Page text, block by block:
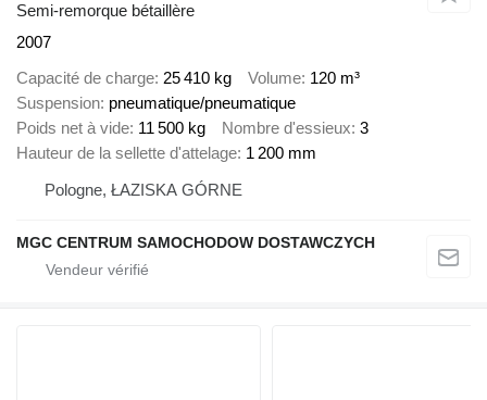
Semi-remorque bétaillère
2007
Capacité de charge 25 410 kg Volume 120 m³
Suspension pneumatique/pneumatique
Poids net à vide 11 500 kg Nombre d'essieux 3
Hauteur de la sellette d'attelage 1 200 mm
Pologne, ŁAZISKA GÓRNE
MGC CENTRUM SAMOCHODOW DOSTAWCZYCH